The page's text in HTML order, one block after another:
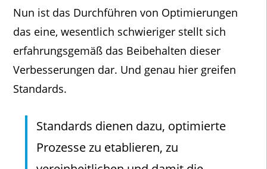
Nun ist das Durchführen von Optimierungen
das eine, wesentlich schwieriger stellt sich
erfahrungsgemäß das Beibehalten dieser
Verbesserungen dar. Und genau hier greifen
Standards.
Standards dienen dazu, optimierte
Prozesse zu etablieren, zu